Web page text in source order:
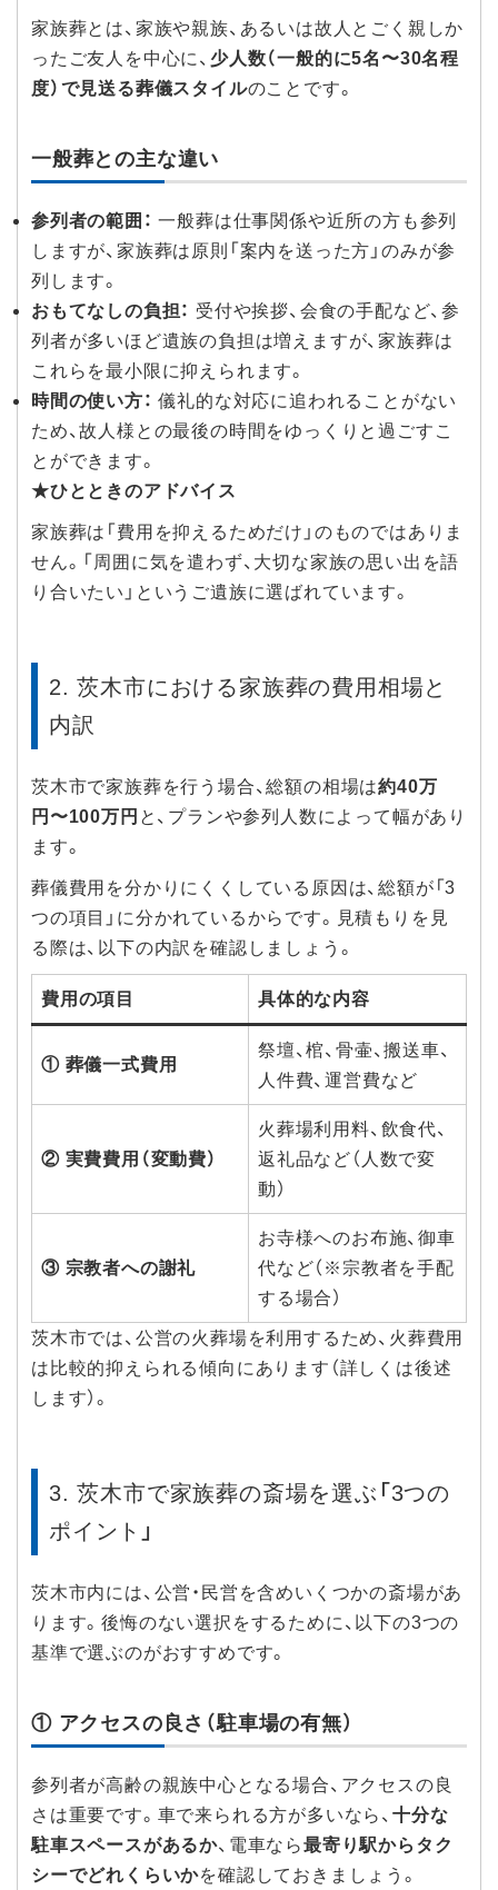
家族葬とは、家族や親族、あるいは故人とごく親しか
ったご友人を中心に、 少人数（一般的に5名〜30名程
度）で見送る葬儀スタイルのことです。
一般葬との主な違い
参列者の範囲： 一般葬は仕事関係や近所の方も参列
しますが、家族葬は原則「案内を送った方」のみが参
列します。
おもてなしの負担： 受付や挨拶、会食の手配など、参
列者が多いほど遺族の負担は増えますが、家族葬は
これらを最小限に抑えられます。
時間の使い方： 儀礼的な対応に追われることがない
ため、故人様との最後の時間をゆっくりと過ごすこ
とができます。
★ひとときのアドバイス
家族葬は「費用を抑えるためだけ」のものではありま
せん。「周囲に気を遣わず、大切な家族の思い出を語
り合いたい」というご遺族に選ばれています。
2. 茨木市における家族葬の費用相場と
内訳
茨木市で家族葬を行う場合、総額の相場は約40万
円〜100万円 と、プランや参列人数によって幅があり
ます。
葬儀費用を分かりにくくしている原因は、総額が「3
つの項目」に分かれているからです。見積もりを見
る際は、以下の内訳を確認しましょう。
費用の項目 具体的な内容
① 葬儀一式費用
祭壇、棺、骨壷、搬送車、
人件費、運営費など
② 実費費用（変動費）
火葬場利用料、飲食代、
返礼品など（人数で変
動）
③ 宗教者への謝礼
お寺様へのお布施、御車
代など（※宗教者を手配
する場合）
茨木市では、公営の火葬場を利用するため、火葬費用
は比較的抑えられる傾向にあります（詳しくは後述
します）。
3. 茨木市で家族葬の斎場を選ぶ「3つの
ポイント」
茨木市内には、公営・民営を含めいくつかの斎場があ
ります。後悔のない選択をするために、以下の3つの
基準で選ぶのがおすすめです。
① アクセスの良さ（駐車場の有無）
参列者が高齢の親族中心となる場合、アクセスの良
さは重要です。車で来られる方が多いなら、 十分な
駐車スペースがあるか、電車なら最寄り駅からタク
シーでどれくらいかを確認しておきましょう。